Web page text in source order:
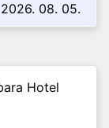
2026. 08. 05.
Hotel